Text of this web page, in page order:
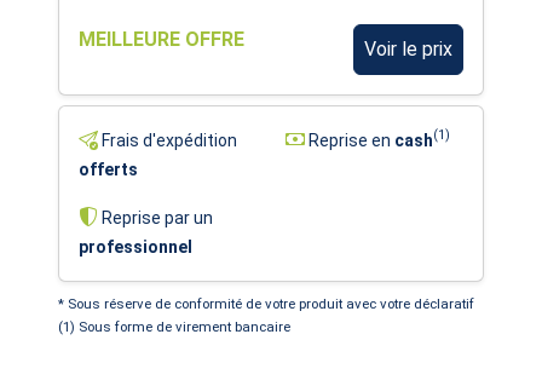
MEILLEURE OFFRE Voir le prix
Frais d'expédition
offerts
Reprise en cash(1)
Reprise par un
professionnel
* Sous réserve de conformité de votre produit avec votre déclaratif
(1) Sous forme de virement bancaire